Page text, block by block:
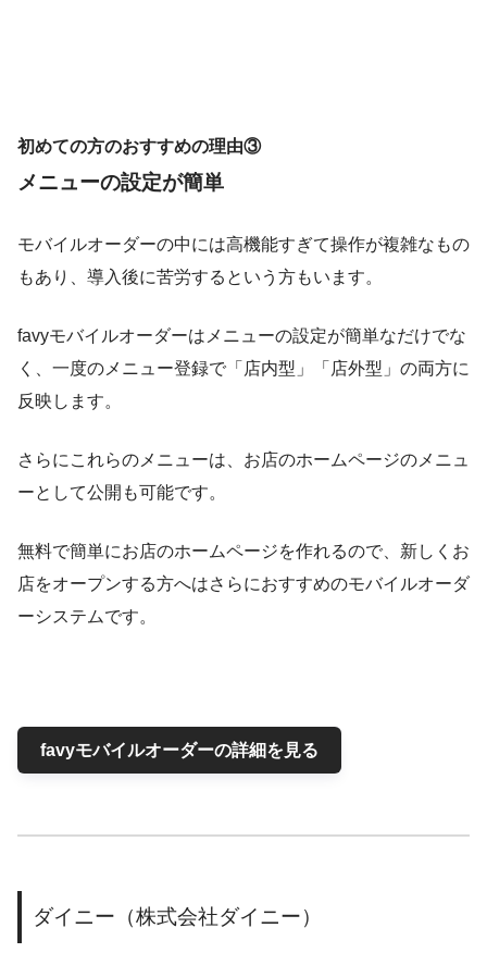
初めての方のおすすめの理由③
メニューの設定が簡単
モバイルオーダーの中には高機能すぎて操作が複雑なもの
もあり、導入後に苦労するという方もいます。
favyモバイルオーダーはメニューの設定が簡単なだけでな
く、一度のメニュー登録で「店内型」「店外型」の両方に
反映します。
さらにこれらのメニューは、お店のホームページのメニュ
ーとして公開も可能です。
無料で簡単にお店のホームページを作れるので、新しくお
店をオープンする方へはさらにおすすめのモバイルオーダ
ーシステムです。
favyモバイルオーダーの詳細を見る
ダイニー（株式会社ダイニー）​​